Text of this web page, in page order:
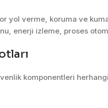
yol verme, koruma ve
enerji izleme, proses
komponentleri